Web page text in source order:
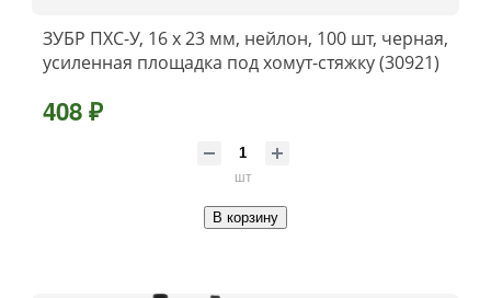
ЗУБР ПХС-У, 16 x 23 мм, нейлон, 100 шт, черная,
усиленная площадка под хомут-стяжку (30921)
408 ₽
шт
В корзину